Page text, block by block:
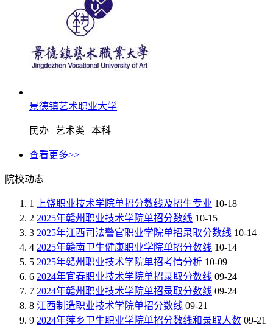
景德镇艺术职业大学
民办 | 艺术类 | 本科
查看更多>>
院校动态
1 上饶职业技术学院单招分数线及招生专业 10-18
2 2025年赣州职业技术学院单招分数线 10-15
3 2025年江西司法警官职业学院单招录取分数线 10-14
4 2025年赣南卫生健康职业学院单招分数线 10-14
5 2025年赣州职业技术学院单招考情分析 10-09
6 2024年宜春职业技术学院单招录取分数线 09-24
7 2024年赣州职业技术学院单招录取分数线 09-24
8 江西制造职业技术学院单招分数线 09-21
9 2024年萍乡卫生职业学院单招分数线和录取人数 09-21